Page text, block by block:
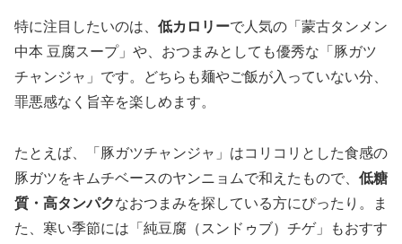
特に注目したいのは、 低カロリーで人気の「蒙古タンメン
中本 豆腐スープ」や、おつまみとしても優秀な「豚ガツ
チャンジャ」です。どちらも麺やご飯が入っていない分、
罪悪感なく旨辛を楽しめます。
たとえば、「豚ガツチャンジャ」はコリコリとした食感の
豚ガツをキムチベースのヤンニョムで和えたもので、 低糖
質・高タンパクなおつまみを探している方にぴったり 。ま
た、寒い季節には「純豆腐（スンドゥブ）チゲ」もおすす